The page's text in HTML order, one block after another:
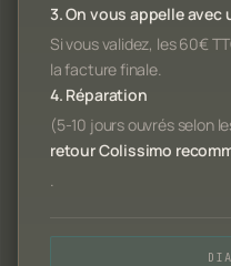
3. On vous appelle avec
Si vous validez, les 60€
la facture finale.
4. Réparation
(5-10 jours ouvrés selon
retour Colissimo